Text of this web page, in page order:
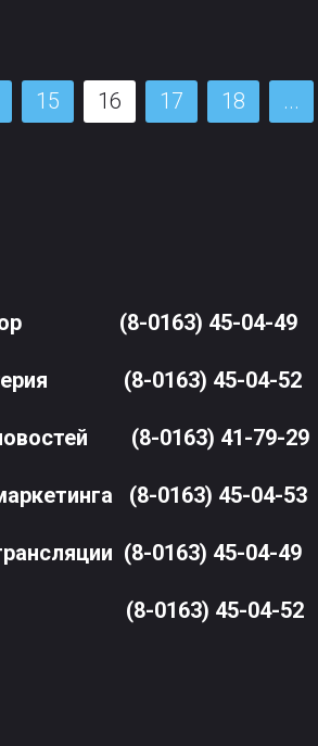
15 16 17 18 ...
(8-0163) 45-04-49
(8-0163) 45-04-52
(8-0163) 41-79-29
(8-0163) 45-04-53
(8-0163) 45-04-49
0163) 45-04-52